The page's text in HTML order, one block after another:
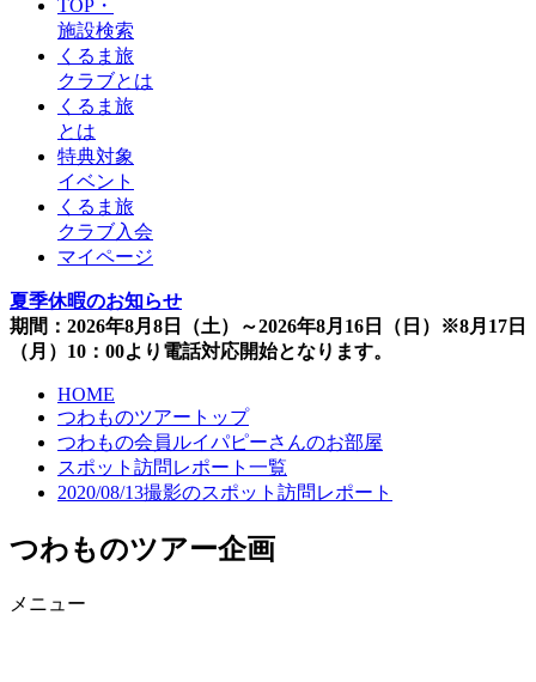
TOP・
施設検索
くるま旅
クラブとは
くるま旅
とは
特典対象
イベント
くるま旅
クラブ入会
マイページ
夏季休暇のお知らせ
期間：2026年8月8日（土）～2026年8月16日（日）※8月17日
（月）10：00より電話対応開始となります。
HOME
つわものツアートップ
つわもの会員ルイパピーさんのお部屋
スポット訪問レポート一覧
2020/08/13撮影のスポット訪問レポート
つわものツアー企画
メニュー